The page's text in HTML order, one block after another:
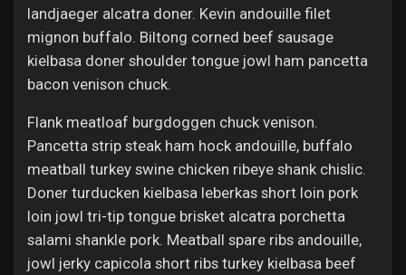
landjaeger alcatra doner. Kevin andouille filet
mignon buffalo. Biltong corned beef sausage
kielbasa doner shoulder tongue jowl ham pancetta
bacon venison chuck.
Flank meatloaf burgdoggen chuck venison.
Pancetta strip steak ham hock andouille, buffalo
meatball turkey swine chicken ribeye shank chislic.
Doner turducken kielbasa leberkas short loin pork
loin jowl tri-tip tongue brisket alcatra porchetta
salami shankle pork. Meatball spare ribs andouille,
jowl jerky capicola short ribs turkey kielbasa beef